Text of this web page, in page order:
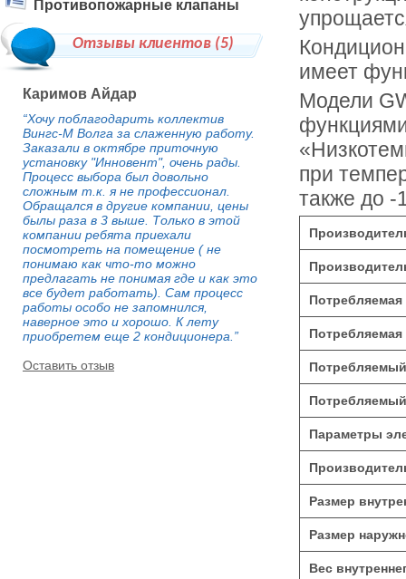
имеет
Модели
при
также до -
Параметры
Размер
Размер
Вес
Противопожарные клапаны
Отзывы клиентов (5)
Каримов Айдар
“Хочу поблагодарить коллектив
Вингс-М Волга за слаженную работу.
Заказали в октябре приточную
установку "Инновент", очень рады.
Процесс выбора был довольно
сложным т.к. я не профессионал.
Обращался в другие компании, цены
былы раза в 3 выше. Только в этой
компании ребята приехали
посмотреть на помещение ( не
понимаю как что-то можно
предлагать не понимая где и как это
все будет работать). Сам процесс
работы особо не запомнился,
наверное это и хорошо. К лету
приобретем еще 2 кондиционера.”
Оставить отзыв